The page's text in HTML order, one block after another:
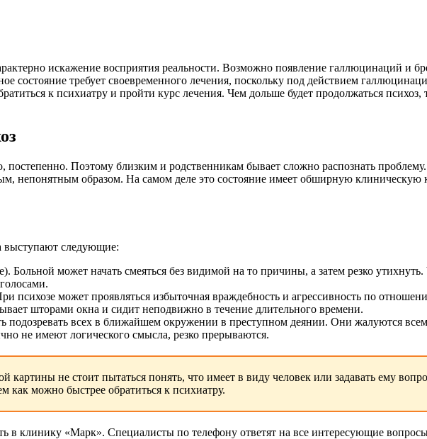
искажение восприятия реальности. Возможно появление галлюцинаций и
состояние требует своевременного лечения, поскольку под действием
к психиатру и пройти курс лечения. Чем дольше будет продолжаться
постепенно. Поэтому близким и родственникам бывает сложно распознать
непонятным образом. На самом деле это состояние имеет обширную клиническую
выступают следующие:
Больной может начать смеяться без видимой на то причины, а затем резко
психозе может проявляться избыточная враждебность и агрессивность по
шторами окна и сидит неподвижно в течение длительного времени.
подозревать всех в ближайшем окружении в преступном деянии. Они жалуются
не имеют логического смысла, резко прерываются.
картины не стоит пытаться понять, что имеет в виду человек или задавать ему
как можно быстрее обратиться к психиатру.
в клинику «Марк». Специалисты по телефону ответят на все интересующие